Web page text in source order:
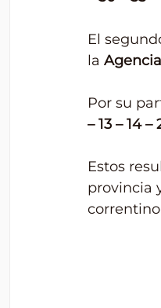
El
la
Por su
– 13 – 14
Estos
provincia